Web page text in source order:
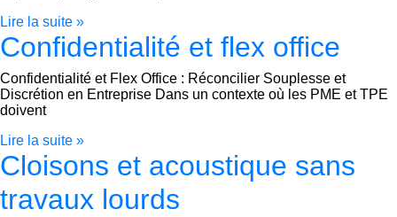
Lire la suite »
Confidentialité et flex office
Confidentialité et Flex Office : Réconcilier Souplesse et
Discrétion en Entreprise Dans un contexte où les PME et TPE
doivent
Lire la suite »
Cloisons et acoustique sans
travaux lourds